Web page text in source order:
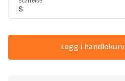
S
Legg i handlekurv